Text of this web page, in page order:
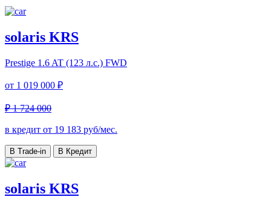
solaris KRS
Prestige 1.6 AT (123 л.с.) FWD
от 1 019 000 ₽
₽ 1 724 000
в кредит от 19 183 руб/мес.
В Trade-in В Кредит
solaris KRS